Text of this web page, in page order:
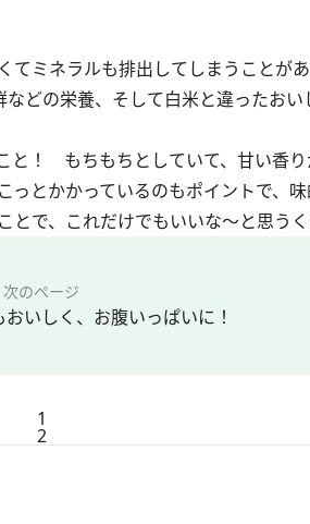
ミネラルも排出してしまうことが
どの栄養、そして白米と違ったお
！ もちもちとしていて、甘い香
とかかっているのもポイントで、
で、これだけでもいいな～と思うく
次のページ
いしく、お腹いっぱいに！
1
2